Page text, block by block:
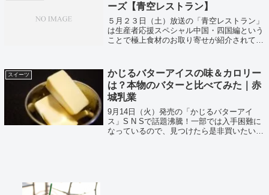
ーズ【青空レストラン】
５月２３日（土）放送の「青空レストラン」
は生産者応援スペシャル中国・四国編という
ことで極上食材のお取り寄せが紹介されてい
スイーツ
かじるバターアイスの味＆カロリー
は？本物のバターと比べてみた｜赤
城乳業
9月14日（火）発売の「かじるバターアイ
ス」S N Sで話題沸騰！一部では入手困難に
なっているので、見つけたら是非買いたい商